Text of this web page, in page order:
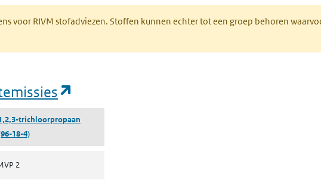
voor RIVM stofadviezen. Stoffen kunnen echter tot een groep behoren
trichloorpropaan
18-4)
2